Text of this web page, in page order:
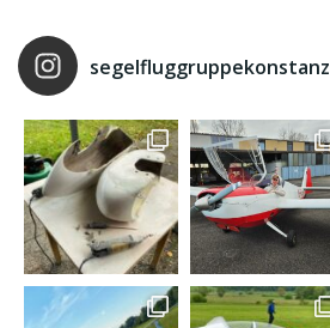
segelfluggruppekonstanz